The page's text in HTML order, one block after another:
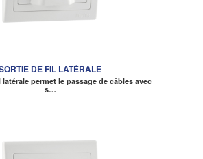
DE FIL LATÉRALE
permet le passage de câbles avec
s…